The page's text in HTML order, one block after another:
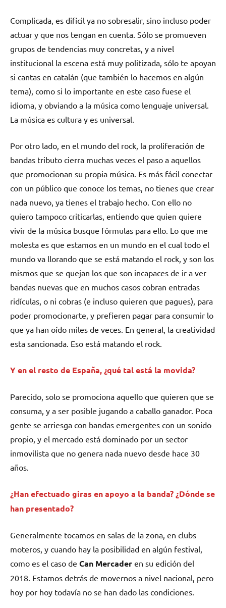
Complicada, es difícil ya no sobresalir, sino incluso poder
actuar y que nos tengan en cuenta. Sólo se promueven
grupos de tendencias muy concretas, y a nivel
institucional la escena está muy politizada, sólo te apoyan
si cantas en catalán (que también lo hacemos en algún
tema), como si lo importante en este caso fuese el
idioma, y obviando a la música como lenguaje universal.
La música es cultura y es universal.
Por otro lado, en el mundo del rock, la proliferación de
bandas tributo cierra muchas veces el paso a aquellos
que promocionan su propia música. Es más fácil conectar
con un público que conoce los temas, no tienes que crear
nada nuevo, ya tienes el trabajo hecho. Con ello no
quiero tampoco criticarlas, entiendo que quien quiere
vivir de la música busque fórmulas para ello. Lo que me
molesta es que estamos en un mundo en el cual todo el
mundo va llorando que se está matando el rock, y son los
mismos que se quejan los que son incapaces de ir a ver
bandas nuevas que en muchos casos cobran entradas
ridículas, o ni cobras (e incluso quieren que pagues), para
poder promocionarte, y prefieren pagar para consumir lo
que ya han oído miles de veces. En general, la creatividad
esta sancionada. Eso está matando el rock.
Y en el resto de España, ¿qué tal está la movida?
Parecido, solo se promociona aquello que quieren que se
consuma, y a ser posible jugando a caballo ganador. Poca
gente se arriesga con bandas emergentes con un sonido
propio, y el mercado está dominado por un sector
inmovilista que no genera nada nuevo desde hace 30
años.
¿Han efectuado giras en apoyo a la banda? ¿Dónde se
han presentado?
Generalmente tocamos en salas de la zona, en clubs
moteros, y cuando hay la posibilidad en algún festival,
como es el caso de Can Mercader en su edición del
2018. Estamos detrás de movernos a nivel nacional, pero
hoy por hoy todavía no se han dado las condiciones.